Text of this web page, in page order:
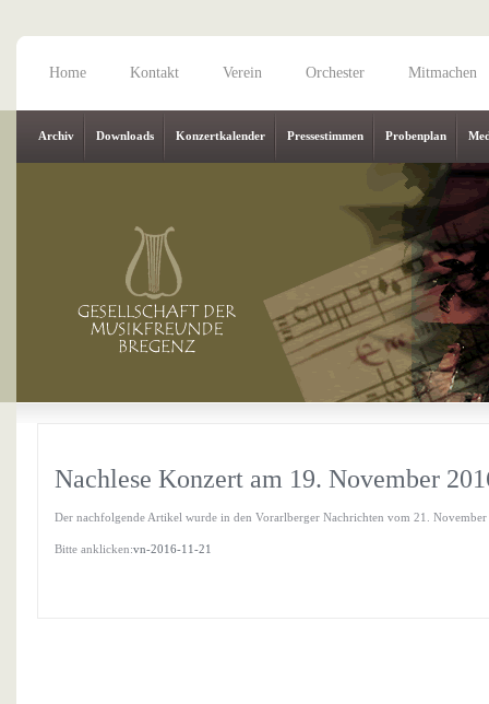
Home Kontakt Verein Orchester Mitmachen
Archiv Downloads Konzertkalender Pressestimmen Probenplan
Nachlese Konzert am 19. November
Der nachfolgende Artikel wurde in den Vorarlberger Nachrichten vom 21.
Bitte anklicken:vn-2016-11-21